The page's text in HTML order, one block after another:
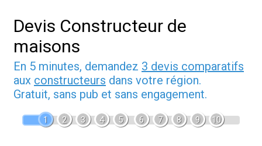
Devis Constructeur de
maisons
En 5 minutes, demandez 3 devis comparatifs
aux constructeurs dans votre région.
Gratuit, sans pub et sans engagement.
1 2 3 4 5 6 7 8 9 10